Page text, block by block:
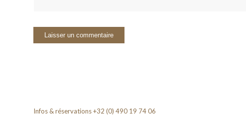
Infos & réservations +32 (0) 490 19 74 06